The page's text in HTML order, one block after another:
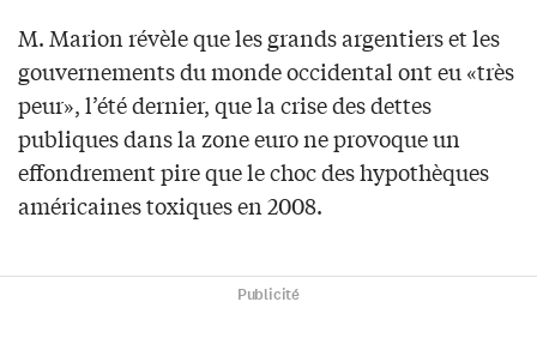
M. Marion révèle que les grands argentiers et les
gouvernements du monde occidental ont eu «très
peur», l’été dernier, que la crise des dettes
publiques dans la zone euro ne provoque un
effondrement pire que le choc des hypothèques
américaines toxiques en 2008.
Publicité